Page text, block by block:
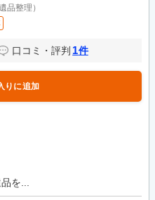
品整理）
口コミ・評判 1件
りに追加
を...